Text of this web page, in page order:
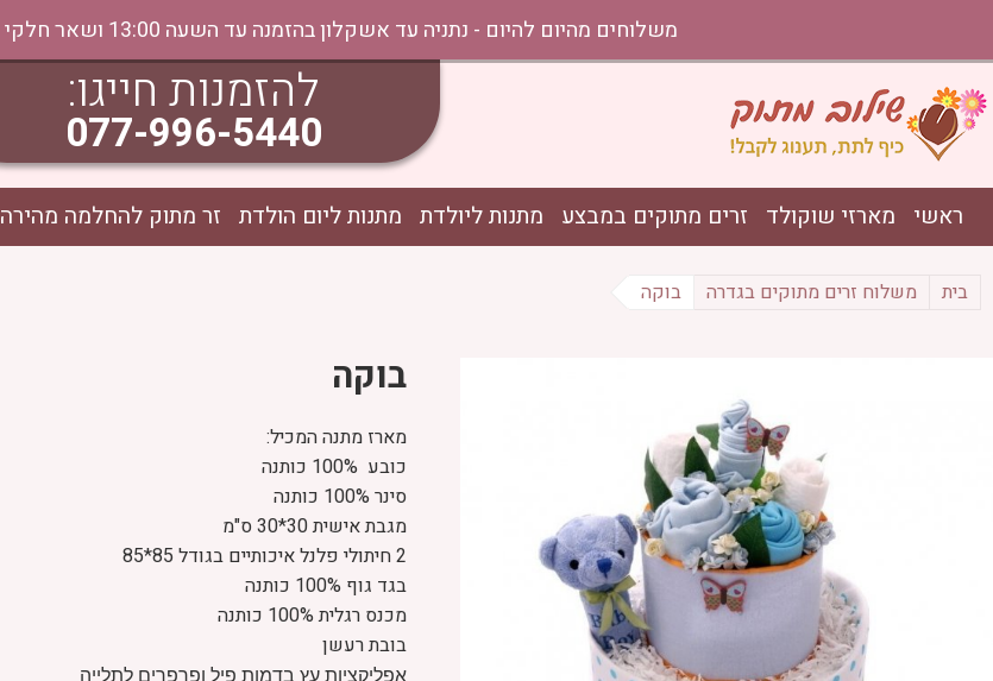
משלוחים מהיום להיום - נתניה עד אשקלון בהזמנה עד השעה 13:00 ושאר חלקי הארץ מהיום למחר בתיאום טלפוני
להזמנות חייגו:
077-996-5440
ראשי מארזי שוקולד זרים מתוקים במבצע מתנות ליולדת מתנות ליום הולדת זר מתוק להחלמה מהירה
בית משלוח זרים מתוקים בגדרה בוקה
בוקה
מארז מתנה המכיל:
כובע 100% כותנה
סינר 100% כותנה
מגבת אישית 30*30 ס"מ
2 חיתולי פלנל איכותיים בגודל 85*85
בגד גוף 100% כותנה
מכנס רגלית 100% כותנה
בובת רעשן
אפליקציות עץ בדמות פיל ופרפרים לתלייה